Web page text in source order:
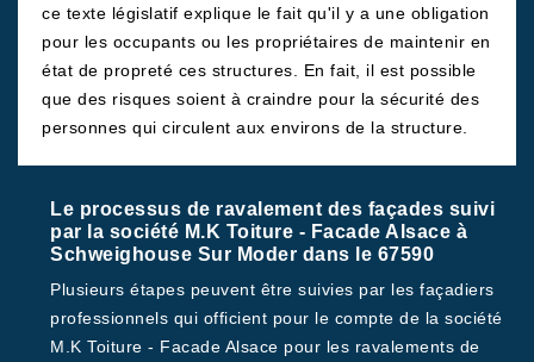
ce texte législatif explique le fait qu'il y a une obligation
pour les occupants ou les propriétaires de maintenir en
état de propreté ces structures. En fait, il est possible
que des risques soient à craindre pour la sécurité des
personnes qui circulent aux environs de la structure.
Le processus de ravalement des façades suivi
par la société M.K Toiture - Facade Alsace à
Schweighouse Sur Moder dans le 67590
Plusieurs étapes peuvent être suivies par les façadiers
professionnels qui officient pour le compte de la société
M.K Toiture - Facade Alsace pour les ravalements de